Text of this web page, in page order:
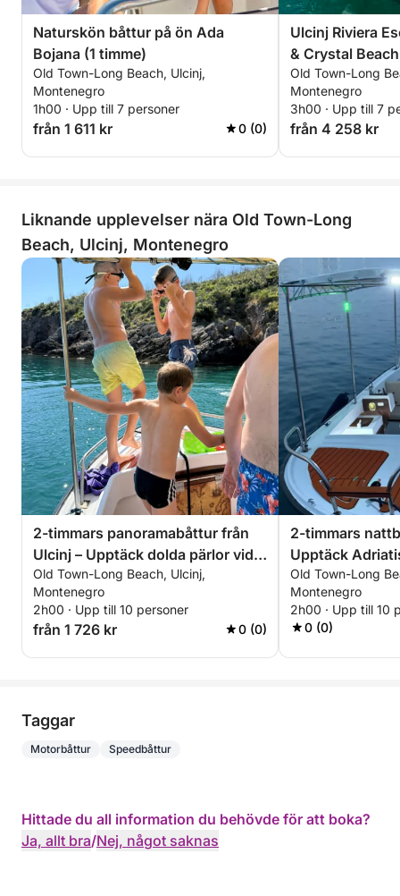
Naturskön båttur på ön Ada
Bojana (1 timme)
Old Town-Long Beach, Ulcinj,
Montenegro
1h00 · Upp till 7 personer
från 1 611 kr 0 (0)
Ulcinj Riviera
& Crystal Beach
Old Town-Long
Montenegro
3h00 · Upp till 7
från 4 258 kr
Liknande upplevelser nära Old Town-Long
Beach, Ulcinj, Montenegro
2-timmars panoramabåttur från
Ulcinj – Upptäck dolda pärlor vid
Adriatiska havet
Old Town-Long Beach, Ulcinj,
Montenegro
2h00 · Upp till 10 personer
från 1 726 kr 0 (0)
2-timmars
Upptäck
stjärnorna
Old Town-Long
Montenegro
2h00 · Upp till 10
0 (0)
Taggar
Motorbåttur Speedbåttur
Hittade du all information du behövde för att boka?
Ja, allt bra/Nej, något saknas